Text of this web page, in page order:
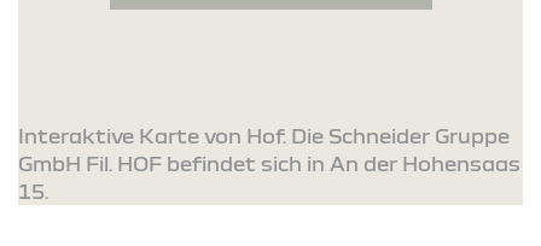
Interaktive Karte von Hof. Die Schneider Gruppe
GmbH Fil. HOF befindet sich in An der Hohensaas
15.